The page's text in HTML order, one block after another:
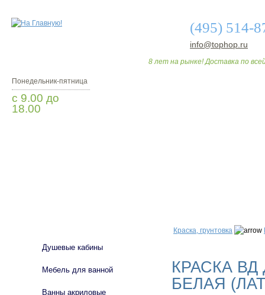
(495) 514-
info@tophop.ru
8 лет на рынке! Доставка по
Понедельник-пятница
с 9.00 до
18.00
Краска, грунтовка
КРАСКА
БЕЛАЯ
Душевые кабины
Мебель для ванной
Ванны акриловые